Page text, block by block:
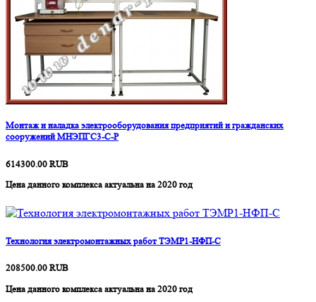
Монтаж и наладка электрооборудования предприятий и гражданских
сооружений МНЭПГС3-С-Р
614300.00 RUB
Цена данного комплекса актуальна на 2020 год
Технология электромонтажных работ ТЭМР1-НФП-С
208500.00 RUB
Цена данного комплекса актуальна на 2020 год